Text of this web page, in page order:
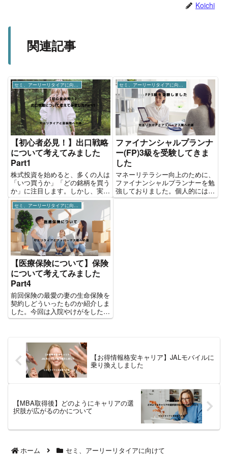
Koichi
関連記事
セミ、アーリーリタイアに向けて
【初心者必見！】出口戦略
について考えてみました
Part1
株式投資を始めると、多くの人は
「いつ買うか」「どの銘柄を買う
か」に注目します。しかし、実は
投資の成否を大きく左右するのは
「いつ売るか」、つまり出口戦略
が重要になります。 買うタイミ
ングばかりに気を取られ、売るタ
イミングを見誤ると、せっかく
の...
セミ、アーリーリタイアに向けて
ファイナンシャルプランナ
ー(FP)3級を受験してきま
した
マネーリテラシー向上のために、
ファイナンシャルプランナーを勉
強しておりました。個人的にはた
だ勉強するだけでは、スキルが付
セミ、アーリーリタイアに向けて
【医療保険について】保険
について考えてみました
Part4
前回保険の最愛の妻の生命保険を
契約しどういったものか紹介しま
した。今回は入院やけがをした時
の医療保険について、紹介してい
リーズナブルで満遍なく保障され
ている、府民共済はベストと考
え...
【お得情報格安キャリア】JALモバイルに
乗り換えしました
【MBA取得後】どのようにキャリアの選
択肢が広がるのかについて
ホーム セミ、アーリーリタイアに向けて